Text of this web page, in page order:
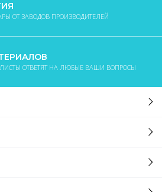
ОТ ЗАВОДОВ ПРОИЗВОДИТЕЛЕЙ
ОТВЕТЯТ НА ЛЮБЫЕ ВАШИ ВОПРОСЫ